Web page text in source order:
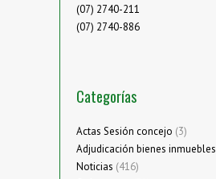
(07) 2740-211
(07) 2740-886
Categorías
Actas Sesión concejo (3)
Adjudicación bienes inmuebles
Noticias (416)